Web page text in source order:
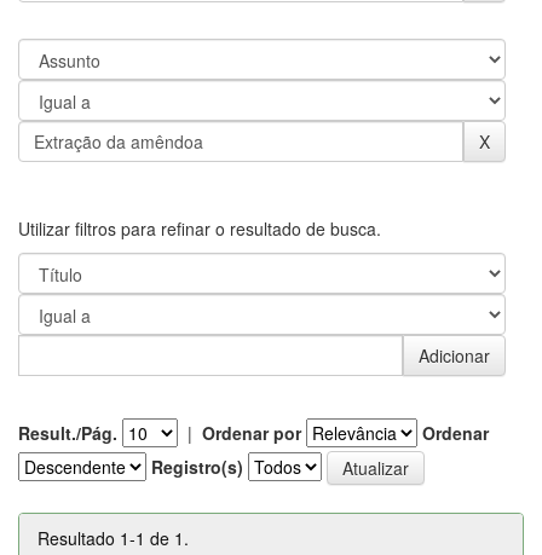
Utilizar filtros para refinar o resultado de busca.
Result./Pág. | Ordenar por
Ordenar
Registro(s)
Resultado 1-1 de 1.